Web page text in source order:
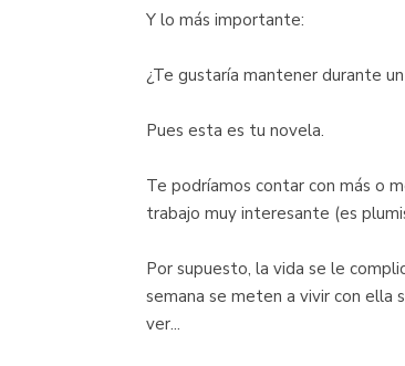
Y lo más importante:
¿Te gustaría mantener durante
Pues esta es tu novela.
Te podríamos contar con más o
trabajo muy interesante (es
Por supuesto, la vida se le
semana se meten a vivir con
ver...